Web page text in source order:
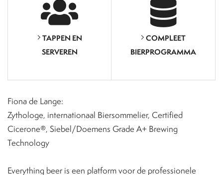
TAPPEN EN
SERVEREN
COMPLEET
BIERPROGRAMMA
Fiona de Lange:
Zythologe, internationaal Biersommelier, Certified
Cicerone®, Siebel/Doemens Grade A+ Brewing
Technology
Everything beer is een platform voor de professionele